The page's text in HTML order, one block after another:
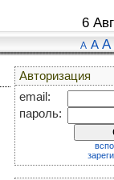
6
A A A
Авторизация
email:
пароль: